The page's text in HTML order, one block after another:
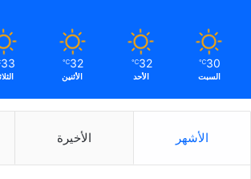
30
℃
السبت
32
℃
الأحد
32
℃
الأثنين
33
الأشهر الأخيرة